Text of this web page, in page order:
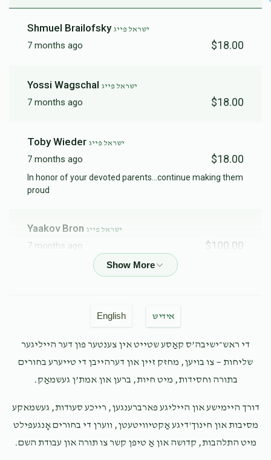
Shmuel Brailofsky ישראל פייג
7 months ago $18.00
Yossi Wagschal ישראל פייג
7 months ago $18.00
Toby Wieder ישראל פייג
7 months ago $18.00
In honor of your devoted parents...continue making them
proud
Yaakov Bron ישראל פייג
7 months ago $100.00
Anonymousישראל פייג
7 months ago $50.00
Joel & Rikki Brody
7 months ago $18.00
English אידיש
די ראש־ישיבה’ס קאַסע שטייט אין צענטער פון דער הייליגער
שליחות — צו בויען, מחזק זיין און דערהייבן די טייערע בחורים
בתורה וחסידות, מיט חיות, ברען און אמת’ן געשמאַק.
דורך היימישע און הייליגע פארברענגען, רייכע סעודות, געשמאקע
מסיבות און חינוך'דיגע אַקטיוויטעטן, ווערן די בחורים אָנגעפילט
מיט התלהבות, קדושה און אַ טיפן קשר צו תורה און עבודת השם.